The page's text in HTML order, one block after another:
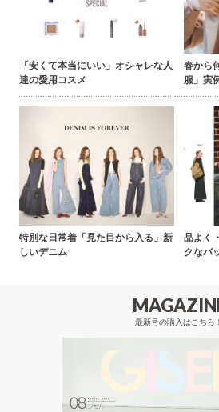
「安くて本当にいい」オシャレな人
達の愛用コスメ
春から
服」実
特別な日常着「見た目から入る」新
しいデニム
品よく
クなバ
最新号の購入はこちら！